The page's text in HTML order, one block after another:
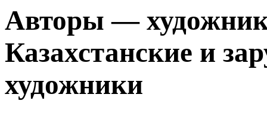
Авторы —
Казахстанские и
художники